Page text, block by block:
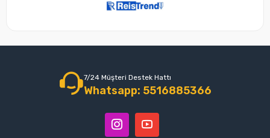
7/24 Müşteri Destek Hattı
Whatsapp: 5516885366